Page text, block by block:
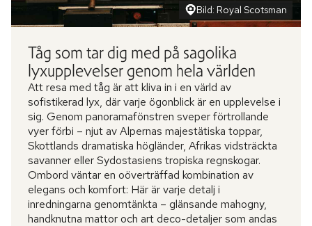
Bild: Royal Scotsman
Tåg som tar dig med på sagolika
lyxupplevelser genom hela världen
Att resa med tåg är att kliva in i en värld av
sofistikerad lyx, där varje ögonblick är en upplevelse i
sig. Genom panoramafönstren sveper förtrollande
vyer förbi – njut av Alpernas majestätiska toppar,
Skottlands dramatiska högländer, Afrikas vidsträckta
savanner eller Sydostasiens tropiska regnskogar.
Ombord väntar en oöverträffad kombination av
elegans och komfort: Här är varje detalj i
inredningarna genomtänkta – glänsande mahogny,
handknutna mattor och art deco-detaljer som andas